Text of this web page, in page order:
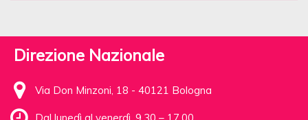
Direzione Nazionale
Via Don Minzoni, 18 - 40121 Bologna